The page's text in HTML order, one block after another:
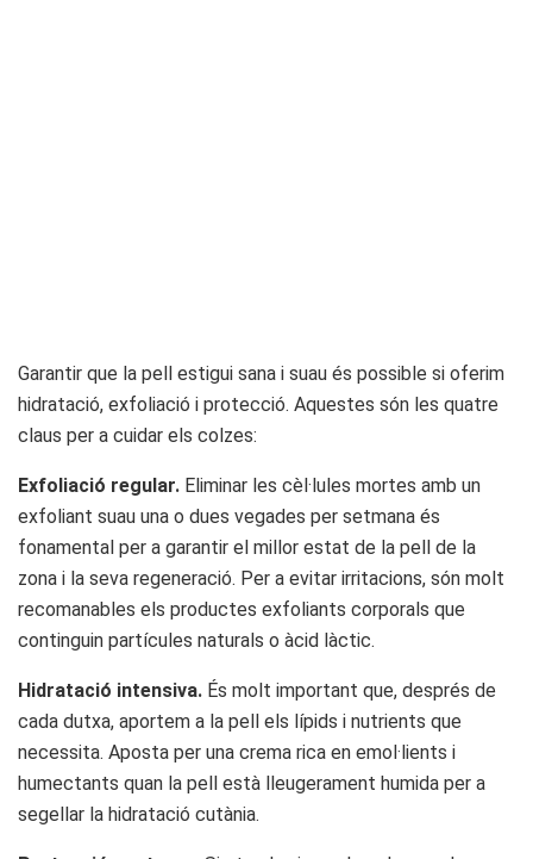
Garantir que la pell estigui sana i suau és possible si oferim
hidratació, exfoliació i protecció. Aquestes són les quatre
claus per a cuidar els colzes:
Exfoliació regular. Eliminar les cèl·lules mortes amb un
exfoliant suau una o dues vegades per setmana és
fonamental per a garantir el millor estat de la pell de la
zona i la seva regeneració. Per a evitar irritacions, són molt
recomanables els productes exfoliants corporals que
continguin partícules naturals o àcid làctic.
Hidratació intensiva. És molt important que, després de
cada dutxa, aportem a la pell els lípids i nutrients que
necessita. Aposta per una crema rica en emol·lients i
humectants quan la pell està lleugerament humida per a
segellar la hidratació cutània.